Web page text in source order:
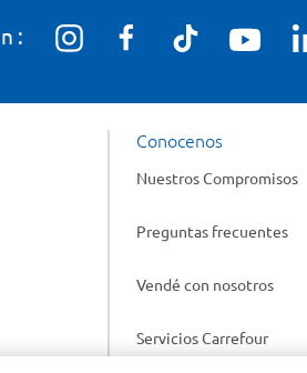
:
Conocenos
Nuestros Compromisos
Preguntas frecuentes
Vendé con nosotros
Servicios Carrefour